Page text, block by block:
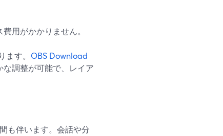
用がかかりません。
す。 OBS Download
調整が可能で、レイア
も伴います。会話や分